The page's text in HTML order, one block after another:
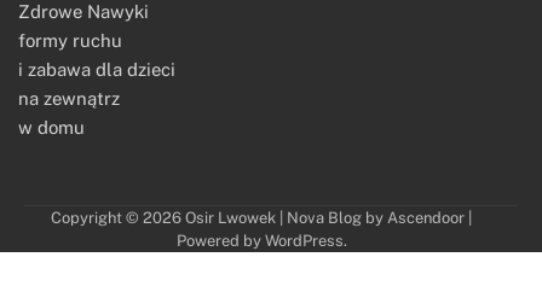
Zdrowe Nawyki
formy ruchu
i zabawa dla dzieci
na zewnątrz
w domu
Copyright © 2026 Osir Lwowek | Nova Blog by Ascendoor
Powered by WordPress.